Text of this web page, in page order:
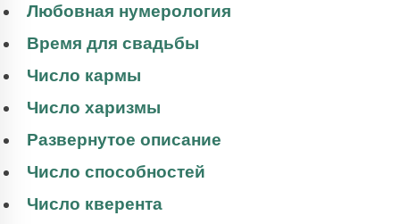
Любовная нумерология
Время для свадьбы
Число кармы
Число харизмы
Развернутое описание
Число способностей
Число кверента